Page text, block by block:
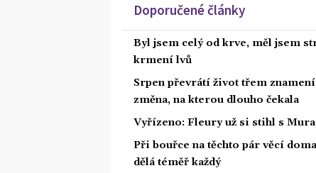
Doporučené články
Byl jsem celý od krve, měl jsem
krmení lvů
Srpen převrátí život třem
změna, na kterou dlouho čekala
Vyřízeno: Fleury už si stihl s
Při bouřce na těchto pár věcí
dělá téměř každý